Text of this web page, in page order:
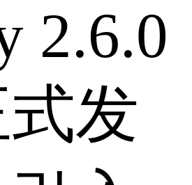
2.6.0
发